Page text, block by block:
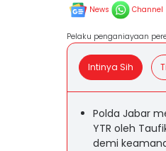
News Channel
Pelaku penganiayaan
Intinya Sih
Polda Jabar
YTR oleh
demi